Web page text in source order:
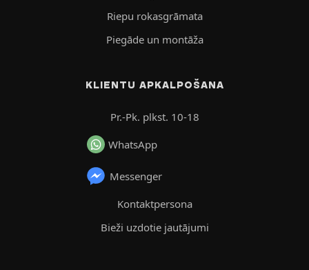
Riepu rokasgrāmata
Piegāde un montāža
KLIENTU APKALPOŠANA
Pr.-Pk. plkst. 10-18
WhatsApp
Messenger
Kontaktpersona
Bieži uzdotie jautājumi